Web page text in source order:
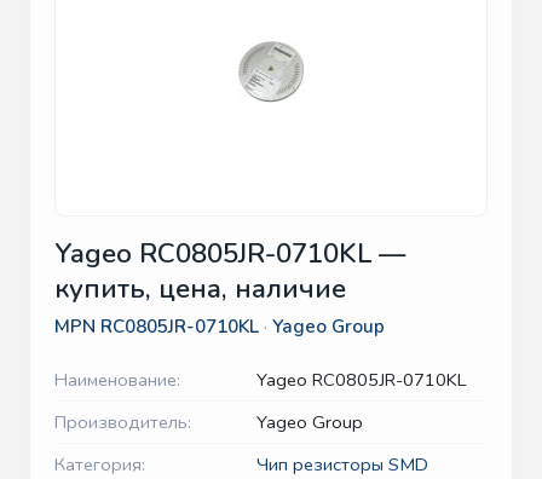
Yageo RC0805JR-0710KL —
купить, цена, наличие
MPN RC0805JR-0710KL · Yageo Group
Наименование:
Yageo RC0805JR-0710KL
Производитель:
Yageo Group
Категория:
Чип резисторы SMD